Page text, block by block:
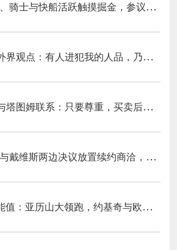
Shams：雄鹿、骑士与快船活跃触摸掘金，参议沃特森先签后换
杰伦-布朗谈外界观点：有人进犯我的人品，乃至说我有病
杰伦-布朗谈与塔图姆联系：只要尊重，买卖后简直没沟通
Shams：奇才与戴维斯两边决议放置续约商洽，待惯例赛后再议
2K27中投才能值：亚历山大领跑，约基奇与欧文排列二三